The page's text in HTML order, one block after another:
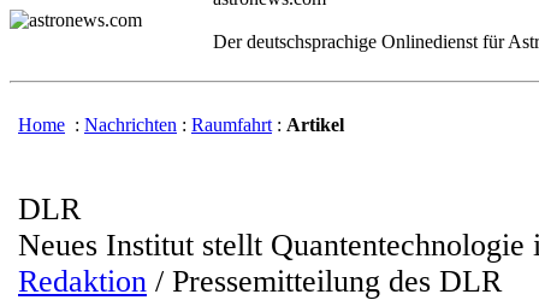
Der deutschsprachige Onlinedienst für
Home : Nachrichten : Raumfahrt : Artikel
DLR
Neues Institut stellt Quantentechnologie
Redaktion / Pressemitteilung des DLR